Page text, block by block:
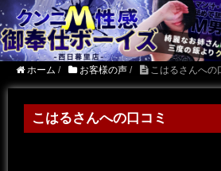
ホーム / お客様の声 / こはるさんへの
こはるさんへの口コミ